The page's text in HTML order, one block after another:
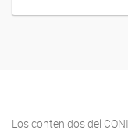
Los contenidos del